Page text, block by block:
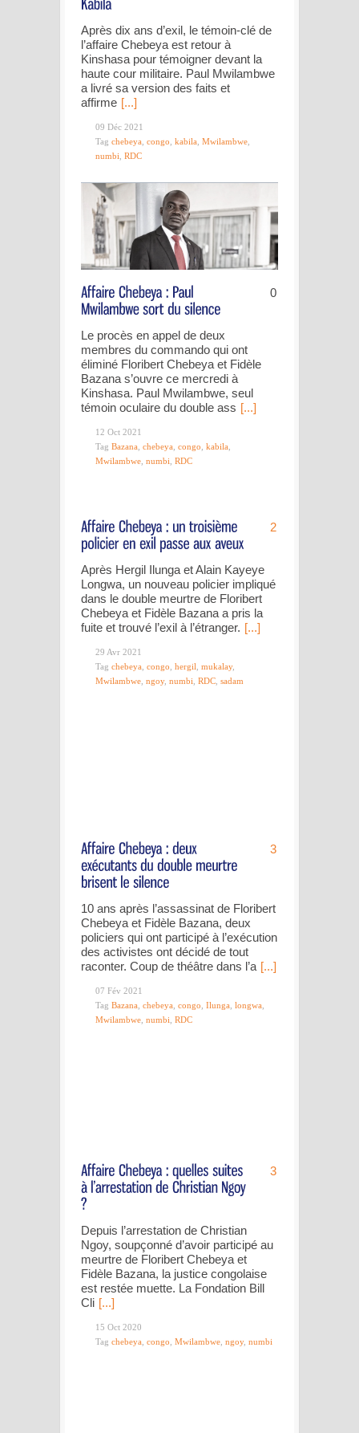
Après dix ans d’exil, le témoin-clé de
l’affaire Chebeya est retour à
Kinshasa pour témoigner devant la
haute cour militaire. Paul Mwilambwe
a livré sa version des faits et
affirme [...]
09 Déc 2021
Tag chebeya congo kabila Mwilambwe
numbi RDC
0
Le procès en appel de deux
membres du commando qui ont
éliminé Floribert Chebeya et Fidèle
Bazana s’ouvre ce mercredi à
Kinshasa. Paul Mwilambwe, seul
témoin oculaire du double ass [...]
12 Oct 2021
Tag Bazana chebeya congo kabila
Mwilambwe numbi RDC
2
Après Hergil Ilunga et Alain Kayeye
Longwa, un nouveau policier impliqué
dans le double meurtre de Floribert
Chebeya et Fidèle Bazana a pris la
fuite et trouvé l’exil à l’étranger. [...]
29 Avr 2021
Tag chebeya congo hergil mukalay,
Mwilambwe ngoy, numbi RDC sadam
3
10 ans après l’assassinat de Floribert
Chebeya et Fidèle Bazana, deux
policiers qui ont participé à l’exécution
des activistes ont décidé de tout
raconter. Coup de théâtre dans l’a [...]
07 Fév 2021
Tag Bazana, chebeya, congo, Ilunga, longwa,
Mwilambwe, numbi, RDC
3
Depuis l’arrestation de Christian
Ngoy, soupçonné d’avoir participé au
meurtre de Floribert Chebeya et
Fidèle Bazana, la justice congolaise
est restée muette. La Fondation Bill
Cli [...]
15 Oct 2020
Tag chebeya, congo, Mwilambwe, ngoy, numbi